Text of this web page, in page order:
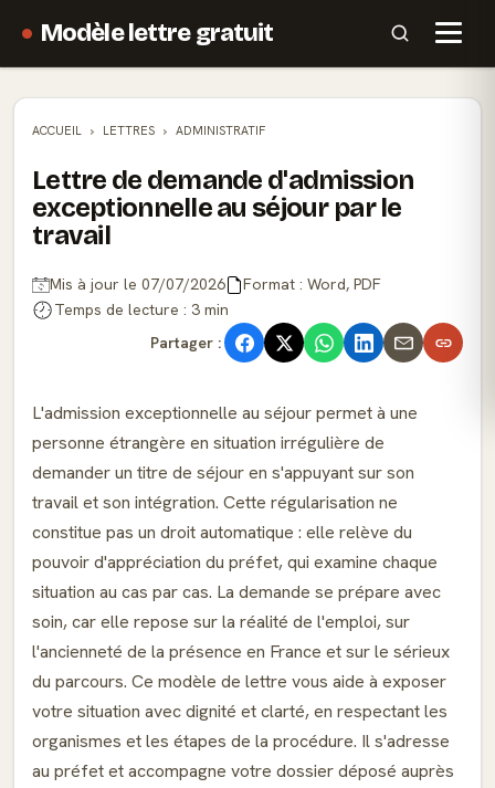
Modèle lettre gratuit
ACCUEIL LETTRES ADMINISTRATIF
Lettre de demande d'admission
exceptionnelle au séjour par le
travail
Mis à jour le 07/07/2026
Format : Word, PDF
Temps de lecture : 3 min
Partager :
L'admission exceptionnelle au séjour permet à une
personne étrangère en situation irrégulière de
demander un titre de séjour en s'appuyant sur son
travail et son intégration. Cette régularisation ne
constitue pas un droit automatique : elle relève du
pouvoir d'appréciation du préfet, qui examine chaque
situation au cas par cas. La demande se prépare avec
soin, car elle repose sur la réalité de l'emploi, sur
l'ancienneté de la présence en France et sur le sérieux
du parcours. Ce modèle de lettre vous aide à exposer
votre situation avec dignité et clarté, en respectant les
organismes et les étapes de la procédure. Il s'adresse
au préfet et accompagne votre dossier déposé auprès